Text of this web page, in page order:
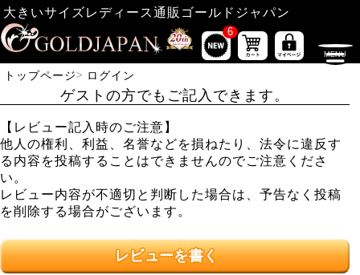
大きいサイズレディース通販ゴールドジャパン
6
トップページ ログイン
ゲストの方でもご記入できます。
【レビュー記入時のご注意】
他人の権利、利益、名誉などを損ねたり、法令に違反す
る内容を投稿することはできませんのでご注意くださ
い。
レビュー内容が不適切と判断した場合は、予告なく投稿
を削除する場合がございます。
レビューを書く